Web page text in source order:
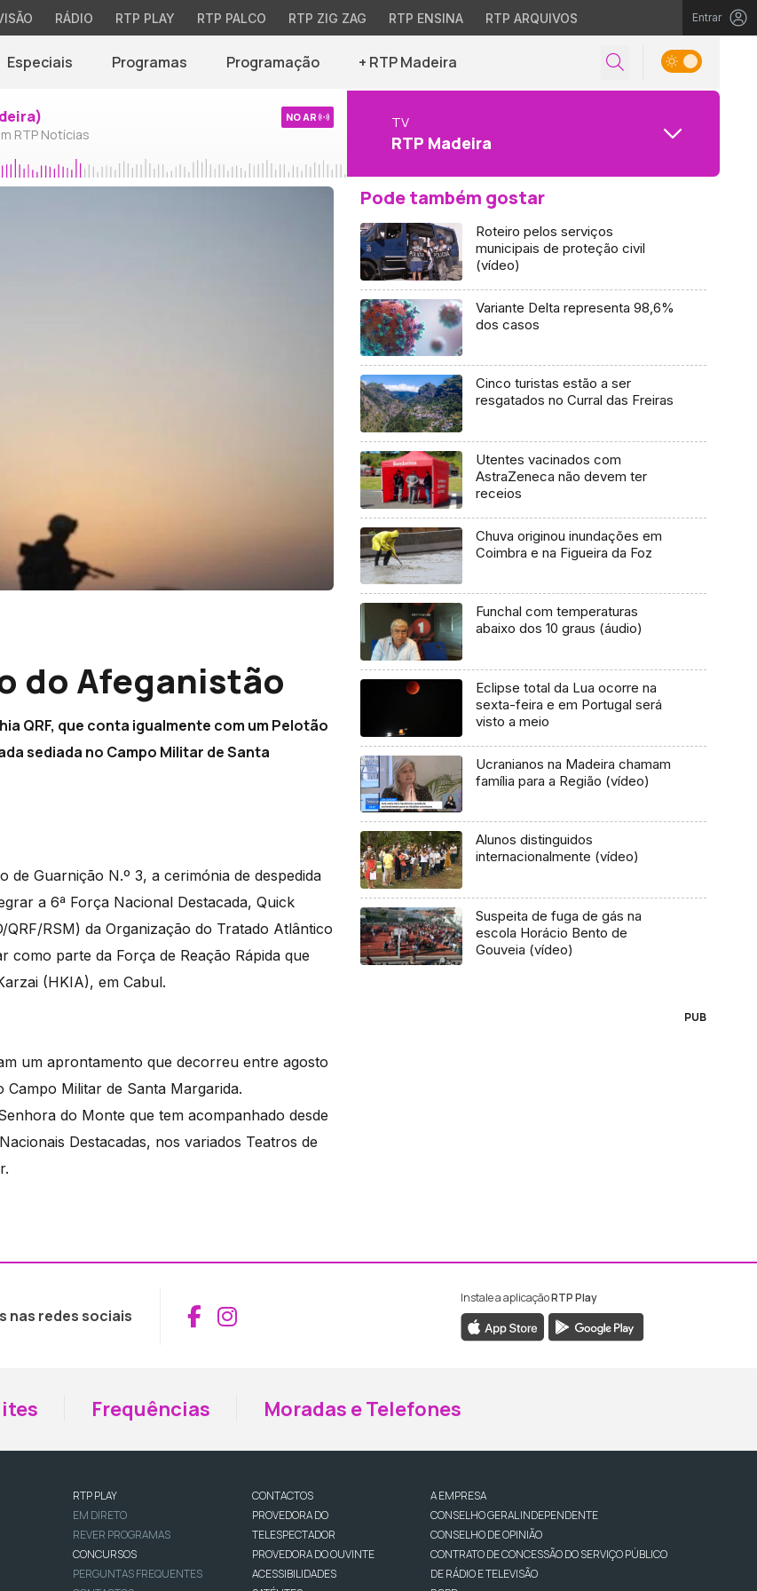
RÁDIO RTP PLAY RTP PALCO RTP ZIG ZAG RTP ENSINA RTP ARQUIVOS Entrar
Especiais Programas Programação + RTP Madeira
RTP Notícias
NO AR TV
RTP Madeira
do Afeganistão
QRF, que conta igualmente com um Pelotão
sediada no Campo Militar de Santa
de Guarnição N.º 3, a cerimónia de despedida
a 6ª Força Nacional Destacada, Quick
RSM) da Organização do Tratado Atlântico
parte da Força de Reação Rápida que
(HKIA), em Cabul.
um aprontamento que decorreu entre agosto
Militar de Santa Margarida.
do Monte que tem acompanhado desde
Destacadas, nos variados Teatros de
Pode também gostar
Roteiro pelos serviços
municipais de proteção civil
(vídeo)
Variante Delta representa 98,6%
dos casos
Cinco turistas estão a ser
resgatados no Curral das Freiras
Utentes vacinados com
AstraZeneca não devem ter
receios
Chuva originou inundações em
Coimbra e na Figueira da Foz
Funchal com temperaturas
abaixo dos 10 graus (áudio)
Eclipse total da Lua ocorre na
sexta-feira e em Portugal será
visto a meio
Ucranianos na Madeira chamam
família para a Região (vídeo)
Alunos distinguidos
internacionalmente (vídeo)
Suspeita de fuga de gás na
escola Horácio Bento de
Gouveia (vídeo)
PUB
nas redes sociais Aceder ao Facebook da RTP Madeira
Aceder ao Instagram da RTP Madeira
Instale a aplicaçãoRTP Play
Frequências Moradas e Telefones
RTP PLAY
EM DIRETO
REVER PROGRAMAS
CONCURSOS
PERGUNTAS FREQUENTES
CONTACTOS
PROVEDORA DO
TELESPECTADOR
PROVEDORA DO OUVINTE
ACESSIBILIDADES
A EMPRESA
CONSELHO GERAL INDEPENDENTE
CONSELHO DE OPINIÃO
CONTRATO DE CONCESSÃO DO SERVIÇO PÚBLICO
DE RÁDIO E TELEVISÃO